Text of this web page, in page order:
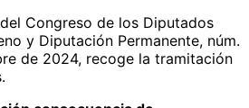
Congreso de los Diputados
y Diputación Permanente, núm.
de 2024, recoge la tramitación